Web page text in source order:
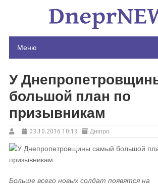
Меню
У
большой план по
призывникам
03.10.2016 10:19 Дніпро
Больше всего новых солдат появятся на